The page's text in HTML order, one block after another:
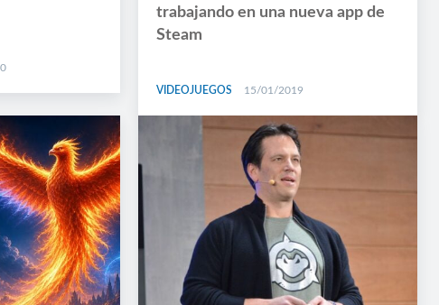
trabajando en una nueva app de
Steam
VIDEOJUEGOS 15/01/2019